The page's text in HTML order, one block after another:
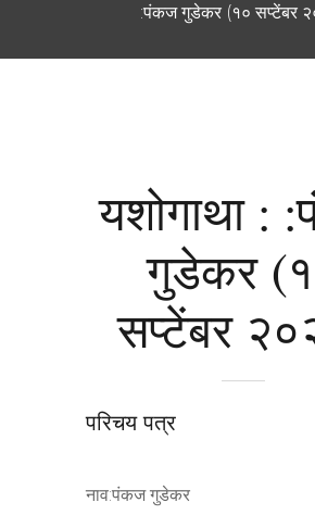
:पंकज गुडेकर (१० सप्टेंबर
यशोगाथा :
गुडेकर
सप्टेंबर
परिचय पत्र
नाव:पंकज गुडेकर